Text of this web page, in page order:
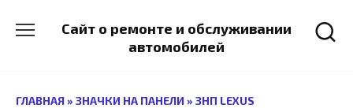
содержанию
Сайт о ремонте и обслуживании
автомобилей
ГЛАВНАЯ » ЗНАЧКИ НА ПАНЕЛИ » ЗНП LEXUS